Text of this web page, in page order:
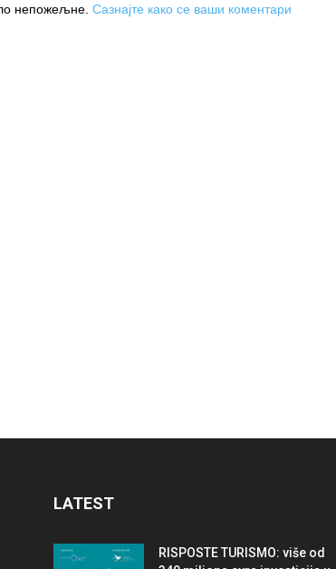
непожељне. Сазнајте како се ваши коментари
LATEST
RISPOSTE TURISMO: više od